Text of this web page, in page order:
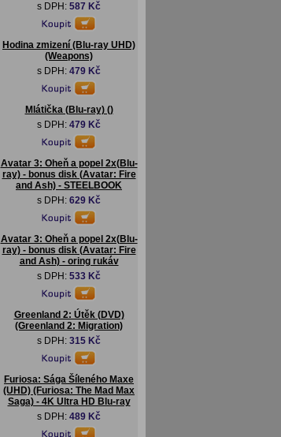
s DPH: 587 Kč
Hodina zmizení (Blu-ray UHD)
(Weapons)
s DPH: 479 Kč
Mlátička (Blu-ray) ()
s DPH: 479 Kč
Avatar 3: Oheň a popel 2x(Blu-
ray) - bonus disk (Avatar: Fire
and Ash) - STEELBOOK
s DPH: 629 Kč
Avatar 3: Oheň a popel 2x(Blu-
ray) - bonus disk (Avatar: Fire
and Ash) - oring rukáv
s DPH: 533 Kč
Greenland 2: Útěk (DVD)
(Greenland 2: Migration)
s DPH: 315 Kč
Furiosa: Sága Šíleného Maxe
(UHD) (Furiosa: The Mad Max
Saga) - 4K Ultra HD Blu-ray
s DPH: 489 Kč